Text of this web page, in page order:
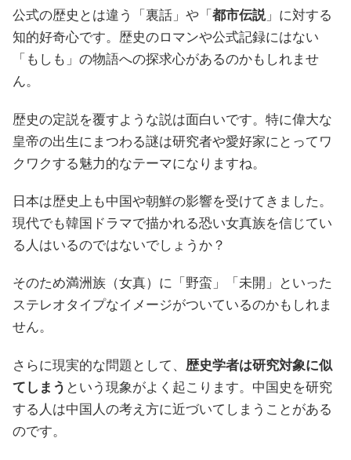
公式の歴史とは違う「裏話」や「 都市伝説」に対する
知的好奇心です。歴史のロマンや公式記録にはない
「もしも」の物語への探求心があるのかもしれませ
ん。
歴史の定説を覆すような説は面白いです。特に偉大な
皇帝の出生にまつわる謎は研究者や愛好家にとってワ
クワクする魅力的なテーマになりますね。
日本は歴史上も中国や朝鮮の影響を受けてきました。
現代でも韓国ドラマで描かれる恐い女真族を信じてい
る人はいるのではないでしょうか？
そのため満洲族（女真）に「野蛮」「未開」といった
ステレオタイプなイメージがついているのかもしれま
せん。
さらに現実的な問題として、 歴史学者は研究対象に似
てしまう という現象がよく起こります。中国史を研究
する人は中国人の考え方に近づいてしまうことがある
のです。